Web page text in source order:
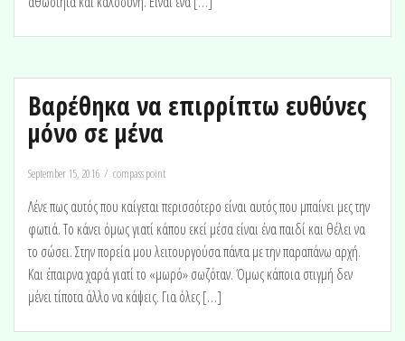
Βαρέθηκα να επιρρίπτω ευθύνες
μόνο σε μένα
September 15, 2016 compass point
Λένε πως αυτός που καίγεται περισσότερο είναι αυτός που μπαίνει μες την
φωτιά. Το κάνει όμως γιατί κάπου εκεί μέσα είναι ένα παιδί και θέλει να
το σώσει. Στην πορεία μου λειτουργούσα πάντα με την παραπάνω αρχή.
Και έπαιρνα χαρά γιατί το «μωρό» σωζόταν. Όμως κάποια στιγμή δεν
μένει τίποτα άλλο να κάψεις. Για όλες […]